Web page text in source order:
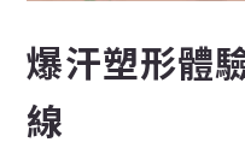
爆汗塑形體
線